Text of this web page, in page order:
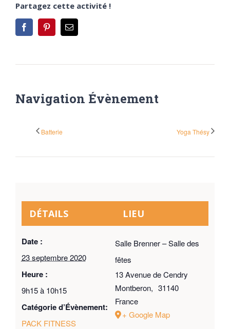
Partagez cette activité !
FacebookPinterestEmail
Navigation Évènement
Batterie Yoga Thésy
DÉTAILS
Date :
23 septembre 2020
Heure :
9h15 à 10h15
Catégorie d’Évènement:
PACK FITNESS
LIEU
Salle Brenner – Salle des
fêtes
13 Avenue de Cendry
Montberon, 31140
France
+ Google Map